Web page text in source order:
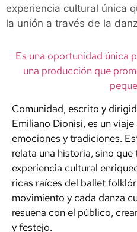
experiencia cultural única
la unión a través de la
Es una oportunidad única
una producción que
Comunidad, escrito y
Emiliano Dionisi, es un
emociones y tradiciones.
relata una historia, sino
experiencia cultural
ricas raíces del ballet
movimiento y cada danza
resuena con el público,
y festejo.